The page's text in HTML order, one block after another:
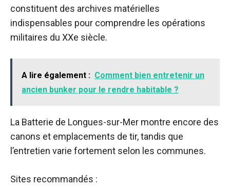
constituent des archives matérielles
indispensables pour comprendre les opérations
militaires du XXe siècle.
A lire également : Comment bien entretenir un
ancien bunker pour le rendre habitable ?
La Batterie de Longues-sur-Mer montre encore des
canons et emplacements de tir, tandis que
l’entretien varie fortement selon les communes.
Sites recommandés :